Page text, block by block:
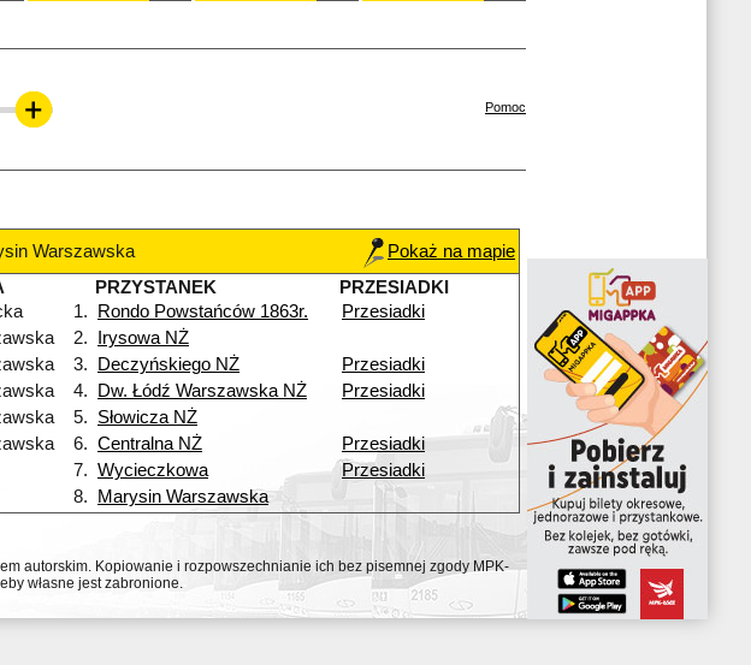
Pomoc
Warszawska
Pokaż na mapie
PRZYSTANEK
PRZESIADKI
1. Rondo Powstańców 1863r.
Przesiadki
2.
Irysowa NŻ
3. Deczyńskiego NŻ
Przesiadki
4. Dw. Łódź Warszawska NŻ
Przesiadki
5.
Słowicza NŻ
6. Centralna NŻ
Przesiadki
7. Wycieczkowa
Przesiadki
8.
Marysin Warszawska
autorskim. Kopiowanie i rozpowszechnianie ich bez pisemnej zgody MPK-
własne jest zabronione.